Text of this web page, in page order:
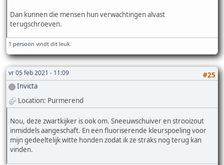
Dan kunnen die mensen hun verwachtingen alvast
terugschroeven.
1 persoon vindt dit leuk.
vr 05 feb 2021 - 11:09
#25
Invicta
Location: Purmerend
Nou, deze zwartkijker is ook om. Sneeuwschuiver en strooizout
inmiddels aangeschaft. En een fluoriserende kleurspoeling voor
mijn gedeeltelijk witte honden zodat ik ze straks nog terug kan
vinden.